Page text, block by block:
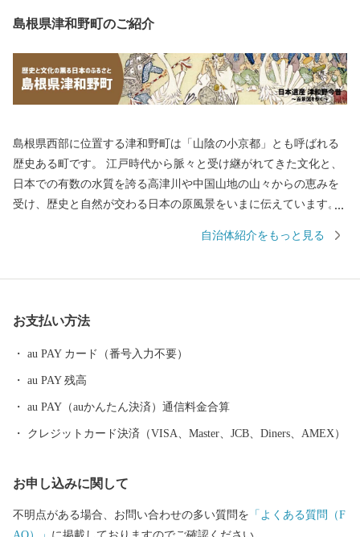
島根県津和野町のご紹介
島根県西部に位置する津和野町は「山陰の小京都」とも呼ばれる
歴史ある町です。 江戸時代から脈々と受け継がれてきた文化と、
日本での有数の水質を誇る高津川や中国山地の山々からの恵みを
受け、歴史と自然が交わる日本の原風景をいまに伝えています。
比することが可能となっています。 この町に残る伝統や物語が一
口駅を出発駅として、JR津和野駅まで運行するSLやまぐち号。 全
長約95kmにわたる鉄道路線を古めかしい蒸気機関車が運行してい
ます。 市街地を抜け山間部に入ると、どこか懐かしい田園風景の
路線を走る車両は、その優雅なたたずまいから「貴婦人」の愛称
自治体紹介をもっと見る
お支払い方法
au PAY カード（番号入力不要）
au PAY 残高
au PAY（auかんたん決済）通信料金合算
クレジットカード決済（VISA、Master、JCB、Diners、AMEX）
お申し込みに関して
不明点がある場合、お問い合わせの多い質問を 「よくある質問（F